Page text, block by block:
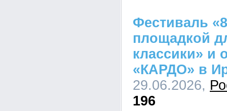
Фестиваль
площадкой
классики» и
«КАРДО» в
29.06.2026,
196